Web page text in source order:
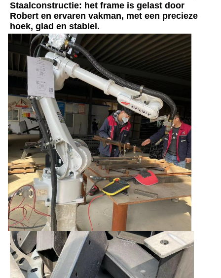
Staalconstructie: het frame is gelast door
Robert en ervaren vakman, met een precieze
hoek, glad en stabiel.